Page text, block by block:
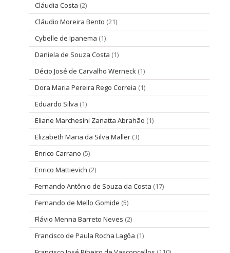
Cláudia Costa (2)
Cláudio Moreira Bento (21)
Cybelle de Ipanema (1)
Daniela de Souza Costa (1)
Décio José de Carvalho Werneck (1)
Dora Maria Pereira Rego Correia (1)
Eduardo Silva (1)
Eliane Marchesini Zanatta Abrahão (1)
Elizabeth Maria da Silva Maller (3)
Enrico Carrano (5)
Enrico Mattievich (2)
Fernando Antônio de Souza da Costa (17)
Fernando de Mello Gomide (5)
Flávio Menna Barreto Neves (2)
Francisco de Paula Rocha Lagôa (1)